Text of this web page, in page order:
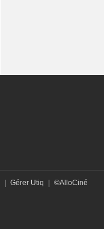
Gérer Utiq
©AlloCiné